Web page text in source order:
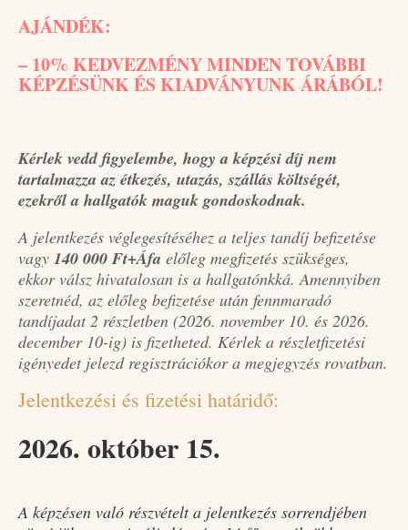
AJÁNDÉK:
– 10% KEDVEZMÉNY MINDEN TOVÁBBI
KÉPZÉSÜNK ÉS KIADVÁNYUNK ÁRÁBÓL!
Kérlek vedd figyelembe, hogy a képzési díj nem
tartalmazza az étkezés, utazás, szállás költségét,
ezekről a hallgatók maguk gondoskodnak.
A jelentkezés véglegesítéséhez a teljes tandíj befizetése
vagy 140 000 Ft+Áfa előleg megfizetés szükséges,
ekkor válsz hivatalosan is a hallgatónkká. Amennyiben
szeretnéd, az előleg befizetése után fennmaradó
tandíjadat 2 részletben (2026. november 10. és 2026.
december 10-ig) is fizetheted. Kérlek a részletfizetési
igényedet jelezd regisztrációkor a megjegyzés rovatban.
Jelentkezési és fizetési határidő:
2026. október 15.
A képzésen való részvételt a jelentkezés sorrendjében